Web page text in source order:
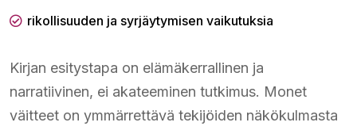
rikollisuuden ja syrjäytymisen vaikutuksia
Kirjan esitystapa on elämäkerrallinen ja
narratiivinen, ei akateeminen tutkimus. Monet
väitteet on ymmärrettävä tekijöiden näkökulmasta